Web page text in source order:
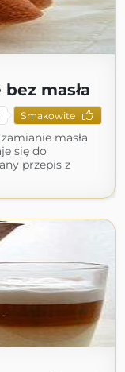
masła
Smakowite
masła
się do
przepis z